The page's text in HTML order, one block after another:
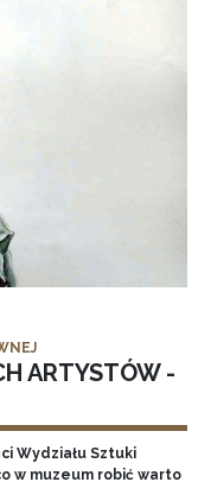
ARTYSTÓW -
Wydziału Sztuki
w muzeum robić warto